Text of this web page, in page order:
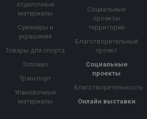
отделочные
материалы
Сувениры и
украшения
Товары для спорта
Топливо
Транспорт
Упаковочные
материалы
Социальные
проекты
территорий
Благотворительный
проект
Социальные
проекты
Благотворительность
Онлайн выставки